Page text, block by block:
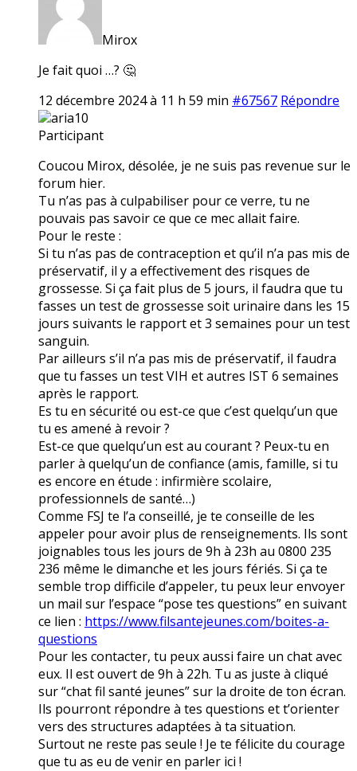
Mirox
Je fait quoi …? 🤔
12 décembre 2024 à 11 h 59 min #67567 Répondre
aria10
Participant
Coucou Mirox, désolée, je ne suis pas revenue sur le
forum hier.
Tu n’as pas à culpabiliser pour ce verre, tu ne
pouvais pas savoir ce que ce mec allait faire.
Pour le reste :
Si tu n’as pas de contraception et qu’il n’a pas mis de
préservatif, il y a effectivement des risques de
grossesse. Si ça fait plus de 5 jours, il faudra que tu
fasses un test de grossesse soit urinaire dans les 15
jours suivants le rapport et 3 semaines pour un test
sanguin.
Par ailleurs s’il n’a pas mis de préservatif, il faudra
que tu fasses un test VIH et autres IST 6 semaines
après le rapport.
Es tu en sécurité ou est-ce que c’est quelqu’un que
tu es amené à revoir ?
Est-ce que quelqu’un est au courant ? Peux-tu en
parler à quelqu’un de confiance (amis, famille, si tu
es encore en étude : infirmière scolaire,
professionnels de santé…)
Comme FSJ te l’a conseillé, je te conseille de les
appeler pour avoir plus de renseignements. Ils sont
joignables tous les jours de 9h à 23h au 0800 235
236 même le dimanche et les jours fériés. Si ça te
semble trop difficile d’appeler, tu peux leur envoyer
un mail sur l’espace “pose tes questions” en suivant
ce lien : https://www.filsantejeunes.com/boites-a-
questions
Pour les contacter, tu peux aussi faire un chat avec
eux. Il est ouvert de 9h à 22h. Tu as juste à cliqué
sur “chat fil santé jeunes” sur la droite de ton écran.
Ils pourront répondre à tes questions et t’orienter
vers des structures adaptées à ta situation.
Surtout ne reste pas seule ! Je te félicite du courage
que tu as eu de venir en parler ici !